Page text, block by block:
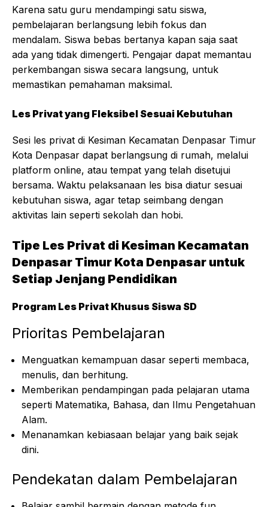
Karena satu guru mendampingi satu siswa,
pembelajaran berlangsung lebih fokus dan
mendalam. Siswa bebas bertanya kapan saja saat
ada yang tidak dimengerti. Pengajar dapat memantau
perkembangan siswa secara langsung, untuk
memastikan pemahaman maksimal.
Les Privat yang Fleksibel Sesuai Kebutuhan
Sesi les privat di Kesiman Kecamatan Denpasar Timur
Kota Denpasar dapat berlangsung di rumah, melalui
platform online, atau tempat yang telah disetujui
bersama. Waktu pelaksanaan les bisa diatur sesuai
kebutuhan siswa, agar tetap seimbang dengan
aktivitas lain seperti sekolah dan hobi.
Tipe Les Privat di Kesiman Kecamatan
Denpasar Timur Kota Denpasar untuk
Setiap Jenjang Pendidikan
Program Les Privat Khusus Siswa SD
Prioritas Pembelajaran
Menguatkan kemampuan dasar seperti membaca,
menulis, dan berhitung.
Memberikan pendampingan pada pelajaran utama
seperti Matematika, Bahasa, dan Ilmu Pengetahuan
Alam.
Menanamkan kebiasaan belajar yang baik sejak
dini.
Pendekatan dalam Pembelajaran